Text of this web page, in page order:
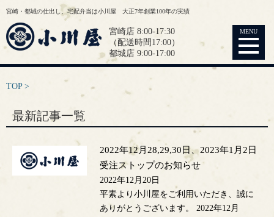
宮崎・都城の仕出し、宅配弁当は小川屋 大正7年創業100年の実績
宮崎店 8:00-17:30
（配送時間17:00）
都城店 9:00-17:00
MENU
TOP
最新記事一覧
2022年12月28,29,30日、2023年1月2日
受注ストップのお知らせ
2022年12月20日
平素より小川屋をご利用いただき、誠に
ありがとうございます。 2022年12月